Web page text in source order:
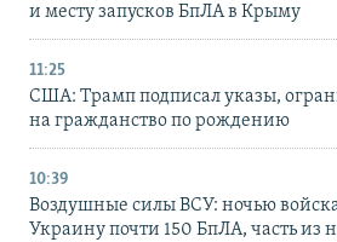
и месту запусков БпЛА в Крыму
11:25
США: Трамп подписал указы,
на гражданство по рождению
10:39
Воздушные силы ВСУ: ночью
Украину почти 150 БпЛА, часть из